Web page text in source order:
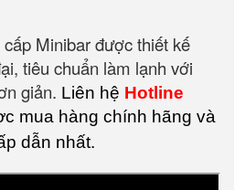
Minibar được thiết kế
tiêu chuẩn làm lạnh với
giản. Liên hệ Hotline
mua hàng chính hãng và
dẫn nhất.